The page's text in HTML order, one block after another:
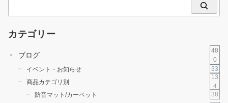
カテゴリー
ブログ
48
0
イベント・お知らせ
33
商品カテゴリ別
13
4
防音マット/カーペット
38